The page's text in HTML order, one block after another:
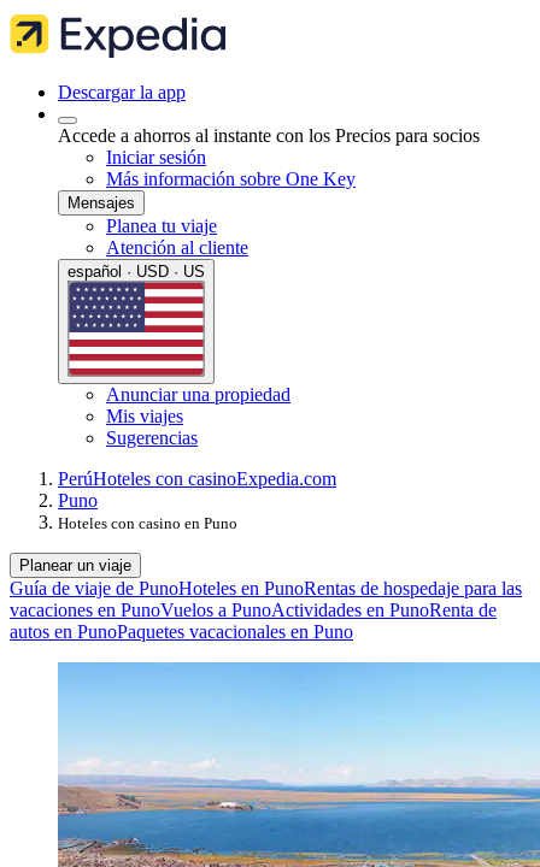
Descargar la app
Accede a ahorros al instante con los Precios para socios
Iniciar sesión
Más información sobre One Key
Mensajes
Planea tu viaje
Atención al cliente
español · USD · US
Anunciar una propiedad
Mis viajes
Sugerencias
PerúHoteles con casinoExpedia.com
Puno
Hoteles con casino en Puno
Planear un viaje
Guía de viaje de PunoHoteles en PunoRentas de hospedaje para las
vacaciones en PunoVuelos a PunoActividades en PunoRenta de
autos en PunoPaquetes vacacionales en Puno